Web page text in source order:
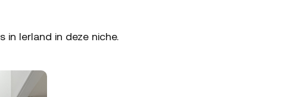
Ierland in deze niche.